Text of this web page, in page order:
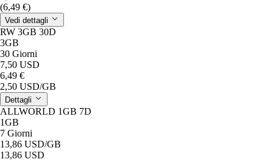
(6,49 €)
Vedi dettagli
RW 3GB 30D
3GB
30 Giorni
7,50 USD
6,49 €
2,50 USD/GB
Dettagli
ALLWORLD 1GB 7D
1GB
7 Giorni
13,86 USD/GB
13,86 USD